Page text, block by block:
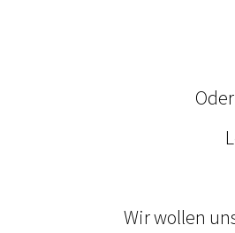
Wir wollen